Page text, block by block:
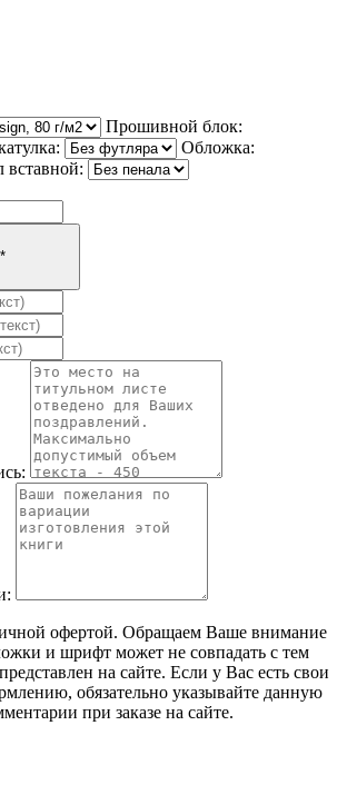
Прошивной блок:
Обложка:
вставной:
офертой. Обращаем Ваше внимание
и шрифт может не совпадать с тем
на сайте. Если у Вас есть свои
обязательно указывайте данную
при заказе на сайте.